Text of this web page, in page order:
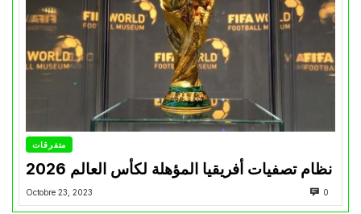
متفرقات
نظام تصفيات أفريقيا المؤهلة لكأس العالم 2026
Octobre 23, 2023 0